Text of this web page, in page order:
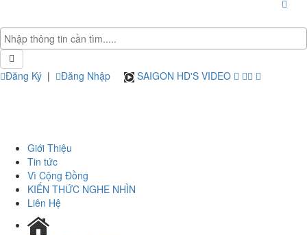
Đăng Ký | Đăng Nhập SAIGON HD'S VIDEO
Giới Thiệu
Tin tức
Vì Cộng Đồng
KIẾN THỨC NGHE NHÌN
Liên Hệ